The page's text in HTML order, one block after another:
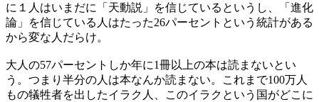
に１人はいまだに「天動説」を信じているというし、「進化
論」を信じている人はたった26パーセントという統計がある
から変な人だらけ。
大人の57パーセントしか年に1冊以上の本は読まないとい
う。つまり半分の人は本なんか読まない。これまで100万人
もの犠牲者を出したイラク人、このイラクという国がどこに